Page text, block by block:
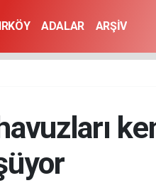
ADALAR ARŞİV